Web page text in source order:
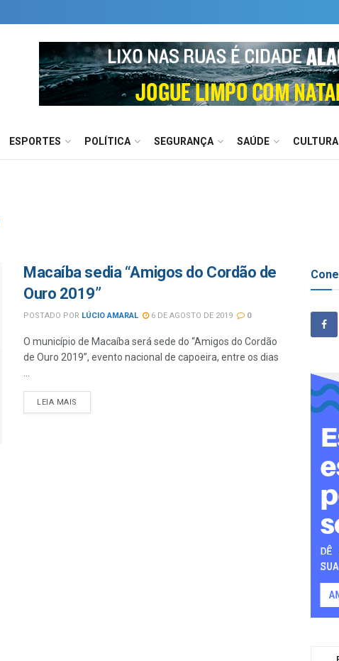
ESPORTES POLÍTICA SEGURANÇA SAÚDE CULTURA
Macaíba sedia “Amigos do Cordão de
Ouro 2019”
POSTADO POR LÚCIO AMARAL 6 DE AGOSTO DE 2019 0
O município de Macaíba será sede do “Amigos do Cordão
de Ouro 2019”, evento nacional de capoeira, entre os dias
LEIA MAIS